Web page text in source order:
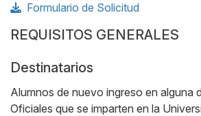
Body
Formulario de Solicitud
REQUISITOS GENERALES
Destinatarios
Alumnos de nuevo ingreso en alguna
Oficiales que se imparten en la